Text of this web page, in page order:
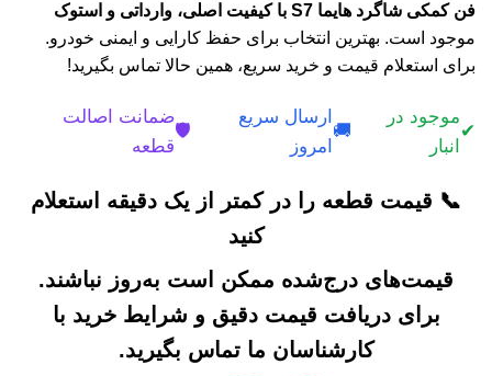
فن کمکی شاگرد هایما S7 با کیفیت اصلی، وارداتی و استوک
موجود است. بهترین انتخاب برای حفظ کارایی و ایمنی خودرو.
برای استعلام قیمت و خرید سریع، همین حالا تماس بگیرید!
✔
موجود در
انبار
🚚
ارسال سریع
امروز
🛡️
ضمانت اصالت
قطعه
📞 قیمت قطعه را در کمتر از یک دقیقه استعلام
کنید
قیمت‌های درج‌شده ممکن است به‌روز نباشند.
برای دریافت قیمت دقیق و شرایط خرید با
کارشناسان ما تماس بگیرید.